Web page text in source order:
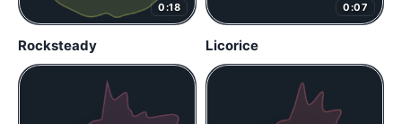
0:18
Rocksteady
0:07
Licorice